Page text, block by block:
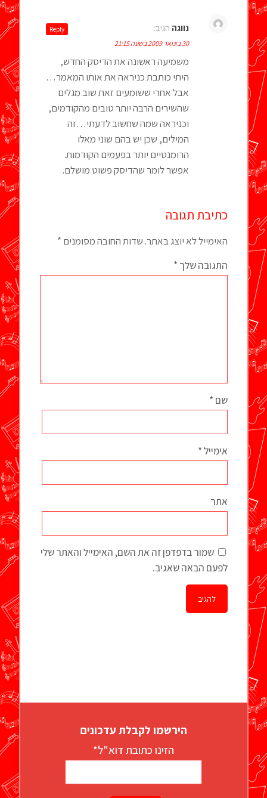
נווגה הגיב:
30 בינואר 2009 בשעה 21:15
משמיעה ראשונה את הדיסק החדש,
היתי כותבת כניראה את אותו המאמר…
אבל אחרי ששומעים זאת שוב מגלים
שהשירים הרבה יותר טובים מהקודמים,
וכניראה שמה שחשוב לדעתי…זה
המילים, שכן יש בהם שוני מאלו
הרומנטיים יותר בפעמים הקודמות.
אפשר לומר שהדיסק פשוט מושלם.
Reply
כתיבת תגובה
האימייל לא יוצג באתר. שדות החובה מסומנים *
התגובה שלך *
שם *
אימייל*
אתר
שמור בדפדפן זה את השם, האימייל והאתר שלי
לפעם הבאה שאגיב.
הירשמו לקבלת עדכונים
הזינו כתובת דוא"ל*